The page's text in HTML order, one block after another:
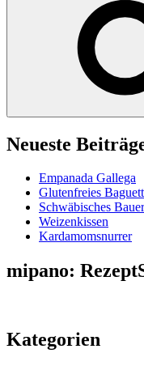
Neueste
Empanada Gallega
Glutenfreies
Schwäbisches
Weizenkissen
Kardamomsnurrer
mipano:
Kategorien